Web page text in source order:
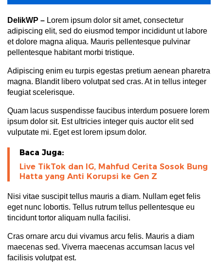
DelikWP – Lorem ipsum dolor sit amet, consectetur
adipiscing elit, sed do eiusmod tempor incididunt ut labore
et dolore magna aliqua. Mauris pellentesque pulvinar
pellentesque habitant morbi tristique.
Adipiscing enim eu turpis egestas pretium aenean pharetra
magna. Blandit libero volutpat sed cras. At in tellus integer
feugiat scelerisque.
Quam lacus suspendisse faucibus interdum posuere lorem
ipsum dolor sit. Est ultricies integer quis auctor elit sed
vulputate mi. Eget est lorem ipsum dolor.
Baca Juga:
Live TikTok dan IG, Mahfud Cerita Sosok Bung
Hatta yang Anti Korupsi ke Gen Z
Nisi vitae suscipit tellus mauris a diam. Nullam eget felis
eget nunc lobortis. Tellus rutrum tellus pellentesque eu
tincidunt tortor aliquam nulla facilisi.
Cras ornare arcu dui vivamus arcu felis. Mauris a diam
maecenas sed. Viverra maecenas accumsan lacus vel
facilisis volutpat est.